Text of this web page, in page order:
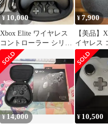
¥ 10,000
Xbox Elite ワイヤレス
コントローラー シリー
ズ 2
¥7,900
【美品】
イヤレス
ー Series 2
¥14,000 ¥ 10,500